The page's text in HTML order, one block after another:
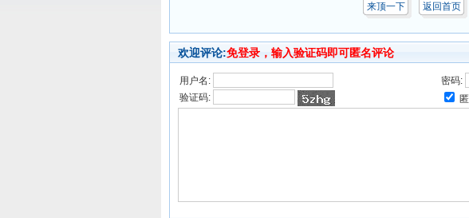
来顶一下 返回首页
欢迎评论:免登录，输入验证码即可匿名评论
用户名:
密码:
验证码: